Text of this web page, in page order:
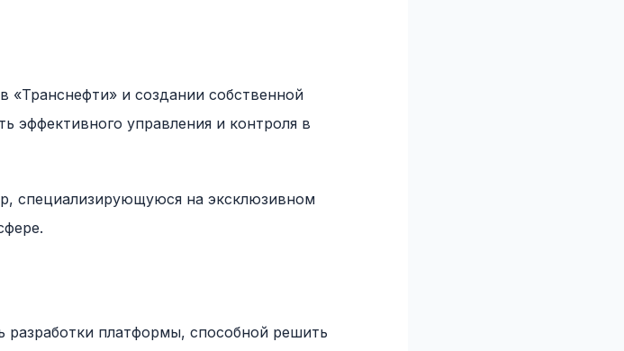
и создании собственной
эффективного управления и контроля в
специализирующуюся на эксклюзивном
платформы, способной решить